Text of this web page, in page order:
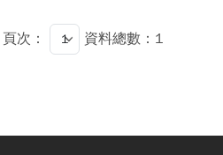
頁次： 資料總數：1